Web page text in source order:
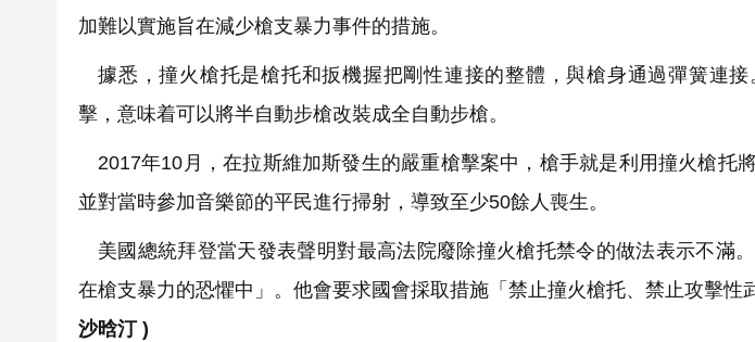
加難以實施旨在減少槍支暴力事件的措施。
據悉，撞火槍托是槍托和扳機握把剛性連接的整體，與槍身通過彈簧連
擊，意味着可以將半自動步槍改裝成全自動步槍。
2017年10月，在拉斯維加斯發生的嚴重槍擊案中，槍手就是利用撞火槍托
並對當時參加音樂節的平民進行掃射，導致至少50餘人喪生。
美國總統拜登當天發表聲明對最高法院廢除撞火槍托禁令的做法表示不滿
在槍支暴力的恐懼中」。他會要求國會採取措施「禁止撞火槍托、禁止攻擊性
沙晗汀 )